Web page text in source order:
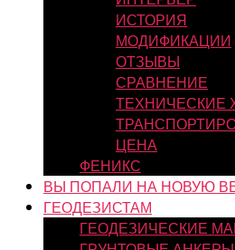
ИСТОРИЯ
МОДИФИКАЦИИ
ОТЗЫВЫ
СРАВНЕНИЕ
ТЕХНИЧЕСКИЕ
ЦЕНА
ФЕНИКС
ВЫ ПОПАЛИ НА НОВУЮ
ГЕОДЕЗИСТАМ
ГЕОДЕЗИЧЕСКИЕ